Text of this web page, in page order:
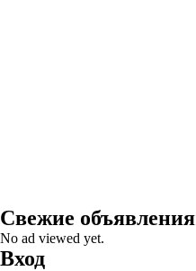
Свежие объявления
No ad viewed yet.
Вход